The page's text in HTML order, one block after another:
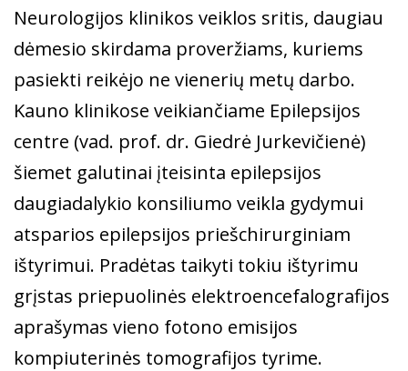
Neurologijos klinikos veiklos sritis, daugiau
dėmesio skirdama proveržiams, kuriems
pasiekti reikėjo ne vienerių metų darbo.
Kauno klinikose veikiančiame Epilepsijos
centre (vad. prof. dr. Giedrė Jurkevičienė)
šiemet galutinai įteisinta epilepsijos
daugiadalykio konsiliumo veikla gydymui
atsparios epilepsijos priešchirurginiam
ištyrimui. Pradėtas taikyti tokiu ištyrimu
grįstas priepuolinės elektroencefalografijos
aprašymas vieno fotono emisijos
kompiuterinės tomografijos tyrime.